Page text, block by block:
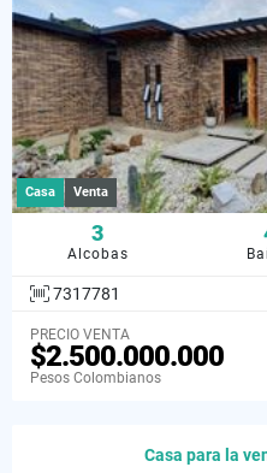
Casa Venta
3
Alcobas
7317781
PRECIO VENTA
$2.500.000.000
Pesos Colombianos
Casa para la